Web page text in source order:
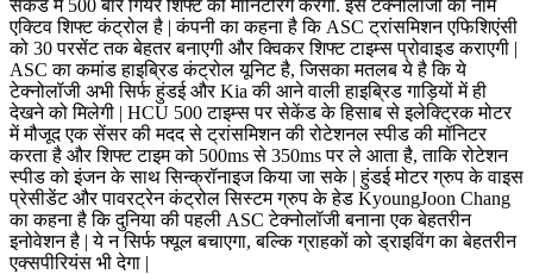
सेकेंड में 500 बार गियर शिफ्ट की मॉनिटरिंग करेगी. इस टेक्नोलॉजी का नाम
एक्टिव शिफ्ट कंट्रोल है | कंपनी का कहना है कि ASC ट्रांसमिशन एफिशिएंसी
को 30 परसेंट तक बेहतर बनाएगी और क्विकर शिफ्ट टाइम्स प्रोवाइड कराएगी |
ASC का कमांड हाइब्रिड कंट्रोल यूनिट है, जिसका मतलब ये है कि ये
टेक्नोलॉजी अभी सिर्फ हुंडई और Kia की आने वाली हाइब्रिड गाड़ियों में ही
देखने को मिलेगी | HCU 500 टाइम्स पर सेकेंड के हिसाब से इलेक्ट्रिक मोटर
में मौजूद एक सेंसर की मदद से ट्रांसमिशन की रोटेशनल स्पीड की मॉनिटर
करता है और शिफ्ट टाइम को 500ms से 350ms पर ले आता है, ताकि रोटेशन
स्पीड को इंजन के साथ सिन्क्रॉनाइज किया जा सके | हुंडई मोटर ग्रुप के वाइस
प्रेसीडेंट और पावरट्रेन कंट्रोल सिस्टम ग्रुप के हेड KyoungJoon Chang
का कहना है कि दुनिया की पहली ASC टेक्नोलॉजी बनाना एक बेहतरीन
इनोवेशन है | ये न सिर्फ फ्यूल बचाएगा, बल्कि ग्राहकों को ड्राइविंग का बेहतरीन
एक्सपीरियंस भी देगा |